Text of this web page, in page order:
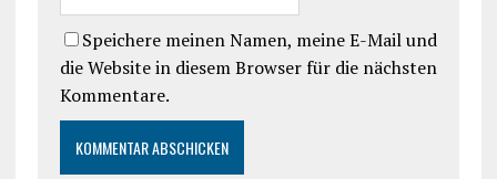
Speichere meinen Namen, meine E-Mail und
die Website in diesem Browser für die nächsten
Kommentare.